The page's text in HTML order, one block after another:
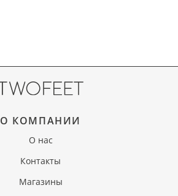
О КОМПАНИИ
О нас
Контакты
Магазины